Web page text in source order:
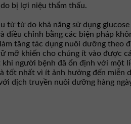
bị lợi niệu thẩm thấu.
từ do khả năng sử dụng
chỉnh bằng các biện pháp
tăng tác dụng nuôi dưỡng theo
mỡ khiến cho chúng ít vào được
người bệnh đã ổn định với một
nhất vì ít ảnh hưởng đến miễn
dịch truyền nuôi dưỡng hàng